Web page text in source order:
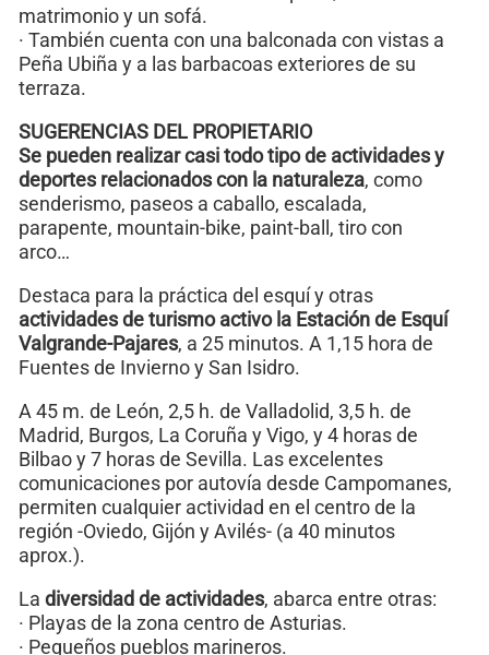
matrimonio y un sofá.
· También cuenta con una balconada con vistas a
Peña Ubiña y a las barbacoas exteriores de su
terraza.
SUGERENCIAS DEL PROPIETARIO
Se pueden realizar casi todo tipo de actividades y
deportes relacionados con la naturaleza, como
senderismo, paseos a caballo, escalada,
parapente, mountain-bike, paint-ball, tiro con
arco…
Destaca para la práctica del esquí y otras
actividades de turismo activo la Estación de Esquí
Valgrande-Pajares, a 25 minutos. A 1,15 hora de
Fuentes de Invierno y San Isidro.
A 45 m. de León, 2,5 h. de Valladolid, 3,5 h. de
Madrid, Burgos, La Coruña y Vigo, y 4 horas de
Bilbao y 7 horas de Sevilla. Las excelentes
comunicaciones por autovía desde Campomanes,
permiten cualquier actividad en el centro de la
región -Oviedo, Gijón y Avilés- (a 40 minutos
aprox.).
La diversidad de actividades, abarca entre otras:
· Playas de la zona centro de Asturias.
· Pequeños pueblos marineros.